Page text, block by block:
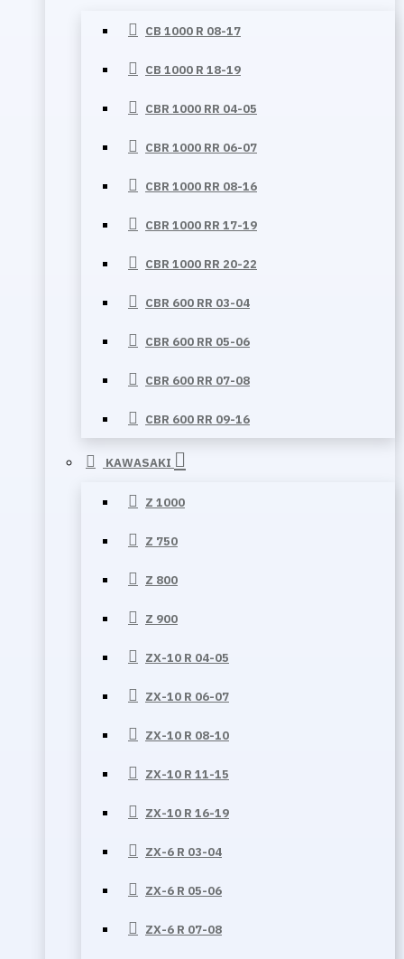
CB 1000 R 08-17
CB 1000 R 18-19
CBR 1000 RR 04-05
CBR 1000 RR 06-07
CBR 1000 RR 08-16
CBR 1000 RR 17-19
CBR 1000 RR 20-22
CBR 600 RR 03-04
CBR 600 RR 05-06
CBR 600 RR 07-08
CBR 600 RR 09-16
KAWASAKI
Z 1000
Z 750
Z 800
Z 900
ZX-10 R 04-05
ZX-10 R 06-07
ZX-10 R 08-10
ZX-10 R 11-15
ZX-10 R 16-19
ZX-6 R 03-04
ZX-6 R 05-06
ZX-6 R 07-08